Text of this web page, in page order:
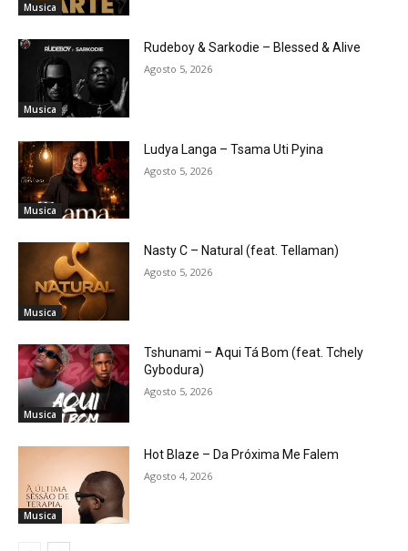
Musica
Musica
Rudeboy & Sarkodie – Blessed & Alive
Agosto 5, 2026
Musica
Ludya Langa – Tsama Uti Pyina
Agosto 5, 2026
Musica
Nasty C – Natural (feat. Tellaman)
Agosto 5, 2026
Musica
Tshunami – Aqui Tá Bom (feat. Tchely
Gybodura)
Agosto 5, 2026
Musica
Hot Blaze – Da Próxima Me Falem
Agosto 4, 2026